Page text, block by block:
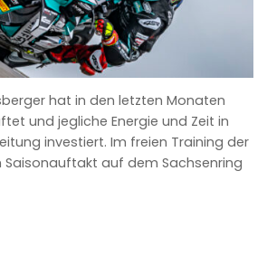
hat in den letzten Monaten
und jegliche Energie und Zeit in
investiert. Im freien Training der
Saisonauftakt auf dem Sachsenring